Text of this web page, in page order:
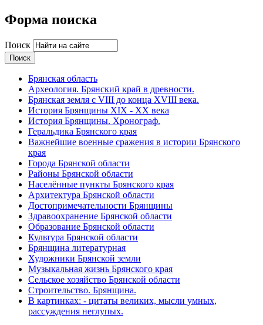
Форма поиска
Поиск
Брянская область
Археология. Брянский край в древности.
Брянская земля с VIII до конца XVIII века.
История Брянщины XIX - XX века
История Брянщины. Хронограф.
Геральдика Брянского края
Важнейшие военные сражения в истории Брянского
края
Города Брянской области
Районы Брянской области
Населённые пункты Брянского края
Архитектура Брянской области
Достопримечательности Брянщины
Здравоохранение Брянской области
Образование Брянской области
Культура Брянской области
Брянщина литературная
Художники Брянской земли
Музыкальная жизнь Брянского края
Сельское хозяйство Брянской области
Строительство. Брянщина.
В картинках: - цитаты великих, мысли умных,
рассуждения неглупых.